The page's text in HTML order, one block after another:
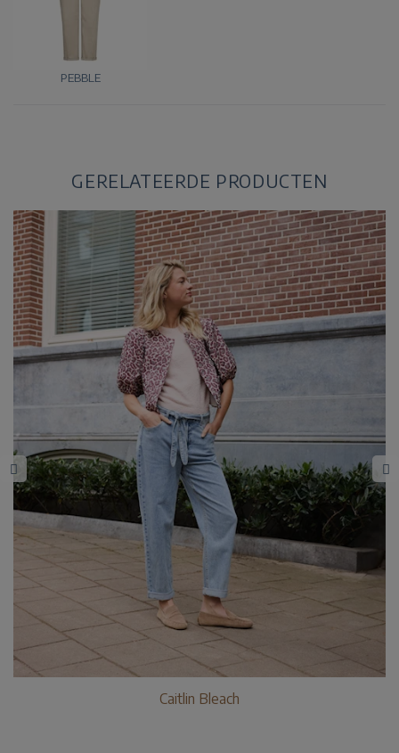
PEBBLE
GERELATEERDE PRODUCTEN
Caitlin Bleach